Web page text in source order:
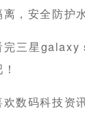
离，安全防护
完三星galaxy
欢数码科技资